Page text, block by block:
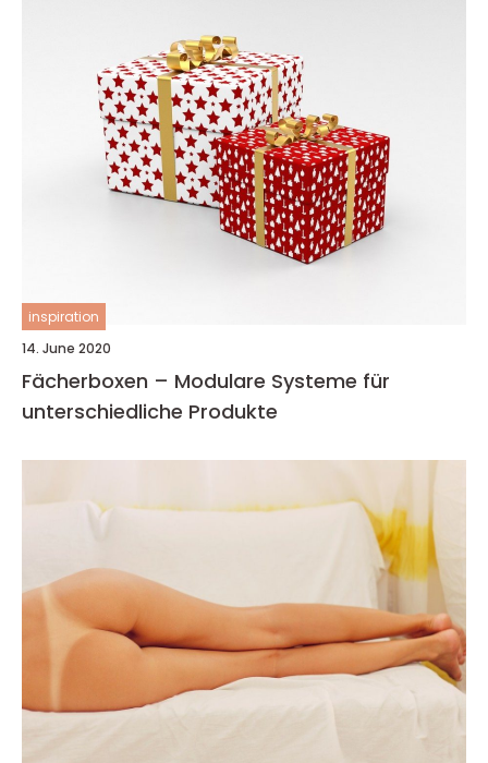
inspiration
14. June 2020
Fächerboxen – Modulare Systeme für
unterschiedliche Produkte